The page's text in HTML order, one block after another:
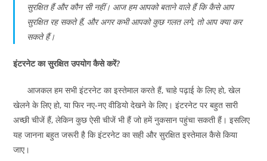
सुरक्षित हैं और कौन सी नहीं। आज हम आपको बताने वाले हैं कि कैसे आप
सुरक्षित रह सकते हैं, और अगर कभी आपको कुछ गलत लगे, तो आप क्या कर
सकते हैं।
इंटरनेट का सुरक्षित उपयोग कैसे करें?
आजकल हम सभी इंटरनेट का इस्तेमाल करते हैं, चाहे पढ़ाई के लिए हो, खेल
खेलने के लिए हो, या फिर नए-नए वीडियो देखने के लिए। इंटरनेट पर बहुत सारी
अच्छी चीजें हैं, लेकिन कुछ ऐसी चीजें भी हैं जो हमें नुकसान पहुंचा सकती हैं। इसलिए
यह जानना बहुत जरूरी है कि इंटरनेट का सही और सुरक्षित इस्तेमाल कैसे किया
जाए।